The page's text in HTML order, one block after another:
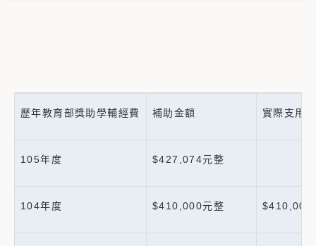
歷年教育部獎助學輔經費 補助金額 實際支用
105年度 $427,074元整
104年度 $410,000元整 $410,000